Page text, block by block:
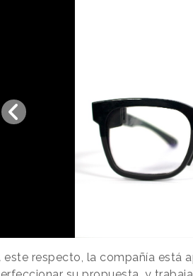
este respecto, la compañía está